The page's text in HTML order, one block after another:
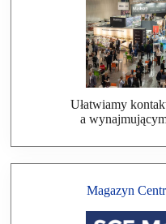
Ułatwiamy
a
Magazyn